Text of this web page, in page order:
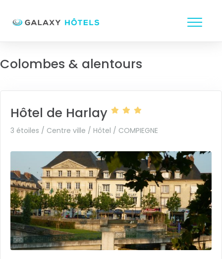
Colombes & alentours
Hôtel de Harlay
3 étoiles / Centre ville / Hôtel / COMPIEGNE